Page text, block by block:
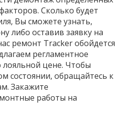
Сколько будет
Вы сможете узнать,
либо оставив заявку на
ремонт Tracker обойдется
регламентное
цене. Чтобы
состоянии, обращайтесь к
Закажите
работы на